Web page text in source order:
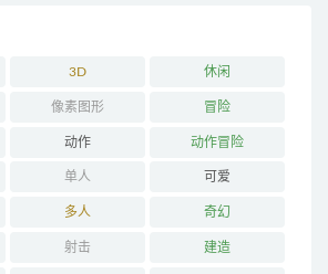
3D 休闲
像素图形 冒险
动作 动作冒险
单人 可爱
多人 奇幻
射击 建造